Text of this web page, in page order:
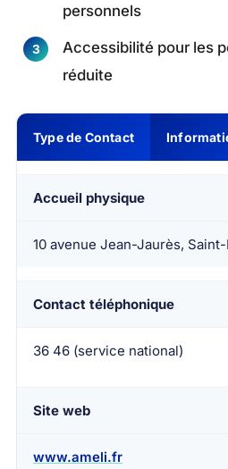
personnels
Accessibilité pour les
réduite
Type de Contact
Accueil physique
10 avenue Jean-Jaurès,
Contact téléphonique
36 46 (service national)
Site web
www.ameli.fr